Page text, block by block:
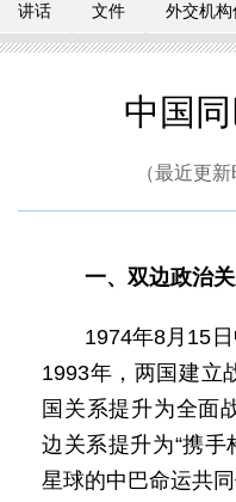
讲话 文件 外交机构
中国
（最近更
一、双边政治
1974年8月15
1993年，两国建立
国关系提升为全面
边关系提升为“携
星球的中巴命运共同